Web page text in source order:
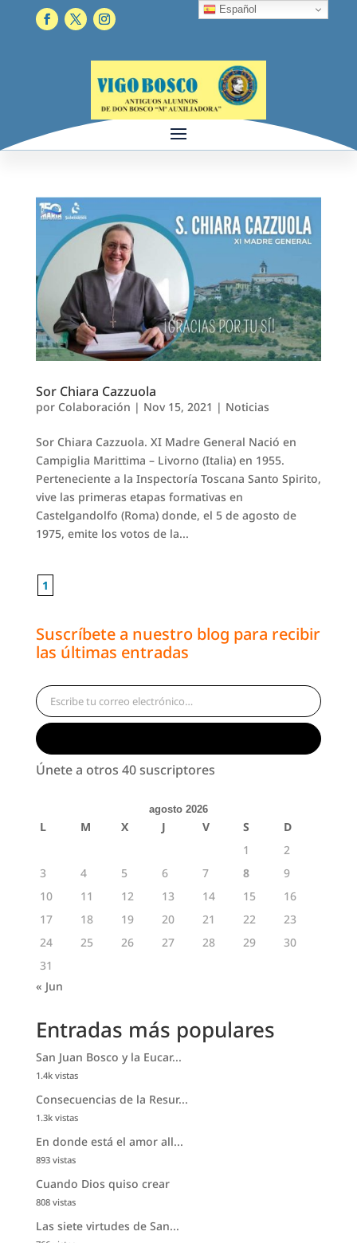
Sor Chiara Cazzuola
por Colaboración | Nov 15, 2021 | Noticias
Sor Chiara Cazzuola. XI Madre General Nació en
Campiglia Marittima – Livorno (Italia) en 1955.
Perteneciente a la Inspectoría Toscana Santo Spirito,
vive las primeras etapas formativas en
Castelgandolfo (Roma) donde, el 5 de agosto de
1975, emite los votos de la...
1
Suscríbete a nuestro blog para recibir
las últimas entradas
Escribe tu correo electrónico…
Únete a otros 40 suscriptores
agosto 2026
L M X J V S
D
1
2
3
4 5 6 7 8
9
10
11 12 13 14 15
16
17
18 19 20 21 22
23
24
25 26 27 28 29
30
31
« Jun
Entradas más populares
San Juan Bosco y la Eucar...
1.4k vistas
Consecuencias de la Resur...
1.3k vistas
En donde está el amor all...
893 vistas
Cuando Dios quiso crear
808 vistas
Las siete virtudes de San...
Español